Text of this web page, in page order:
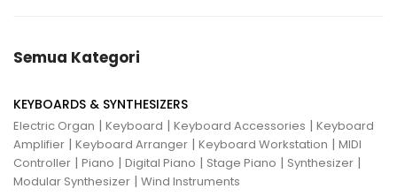
Semua Kategori
KEYBOARDS & SYNTHESIZERS
Electric Organ | Keyboard | Keyboard Accessories | Keyboard
Amplifier | Keyboard Arranger | Keyboard Workstation | MIDI
Controller | Piano | Digital Piano | Stage Piano | Synthesizer |
Modular Synthesizer | Wind Instruments